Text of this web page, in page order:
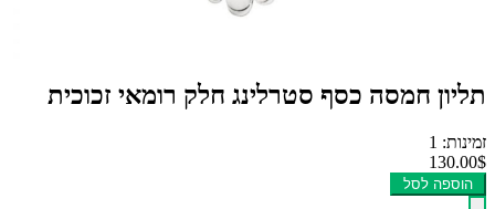
תליון חמסה כסף סטרלינג חלק רומאי זכוכית
זמינות: 1
130.00$
הוספה לסל